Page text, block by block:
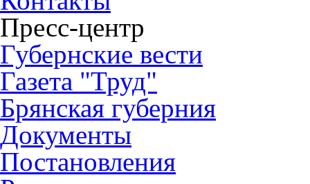
Пресс-центр
Губернские вести
Газета "Труд"
Брянская губерния
Документы
Постановления